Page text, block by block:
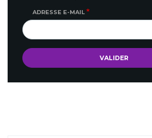
ADRESSE E-MAIL